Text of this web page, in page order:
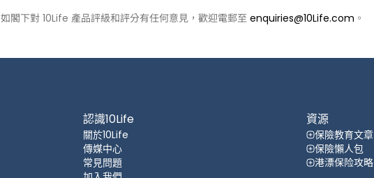
如閣下對 10Life 產品評級和評分有任何意見，歡迎電郵至 enquiries@10Life.com 。
認識10Life
關於10Life
傳媒中心
常見問題
資源
保險教育文章
保險懶人包
港漂保险攻略